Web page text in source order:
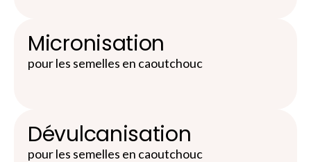
Micronisation
pour les semelles en caoutchouc
Dévulcanisation
pour les semelles en caoutchouc